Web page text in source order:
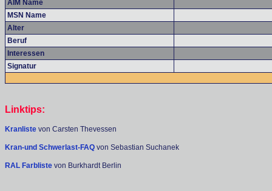
AIM Name
MSN Name
Alter
Beruf
Interessen
Signatur
Linktips:
Kranliste von Carsten Thevessen
Kran-und Schwerlast-FAQ von Sebastian Suchanek
RAL Farbliste von Burkhardt Berlin